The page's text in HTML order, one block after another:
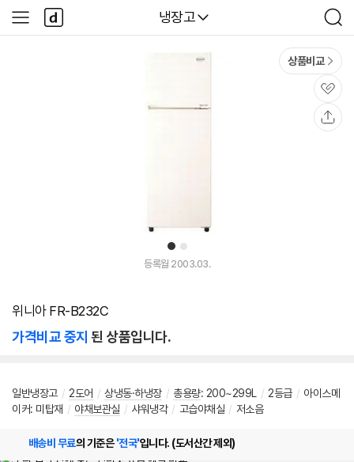
다나와
냉장고
검
색
사
이
다
나
와
1 2
상품비교
관
심
등록월 2003.03.
위니아 FR-B232C
가격비교 중지 된 상품입니다.
일반냉장고 / 2도어 / 상냉동·하냉장 / 총용량: 200~299L / 2등급 / 아이스메
이커: 미탑재 / 야채보관실 / 샤워냉각 / 고습야채실 / 저소음
배송비 무료의 기준은'전국'입니다. (도서산간 제외)